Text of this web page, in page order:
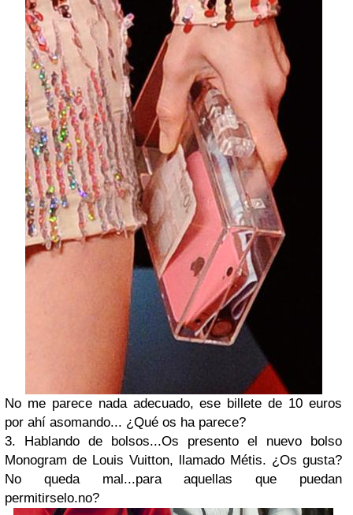
No me parece nada adecuado, ese billete de 10 euros
por ahí asomando... ¿Qué os ha parece?
3. Hablando de bolsos...Os presento el nuevo bolso
Monogram de Louis Vuitton, llamado Métis. ¿Os gusta?
No queda mal...para aquellas que puedan
permitirselo.no?